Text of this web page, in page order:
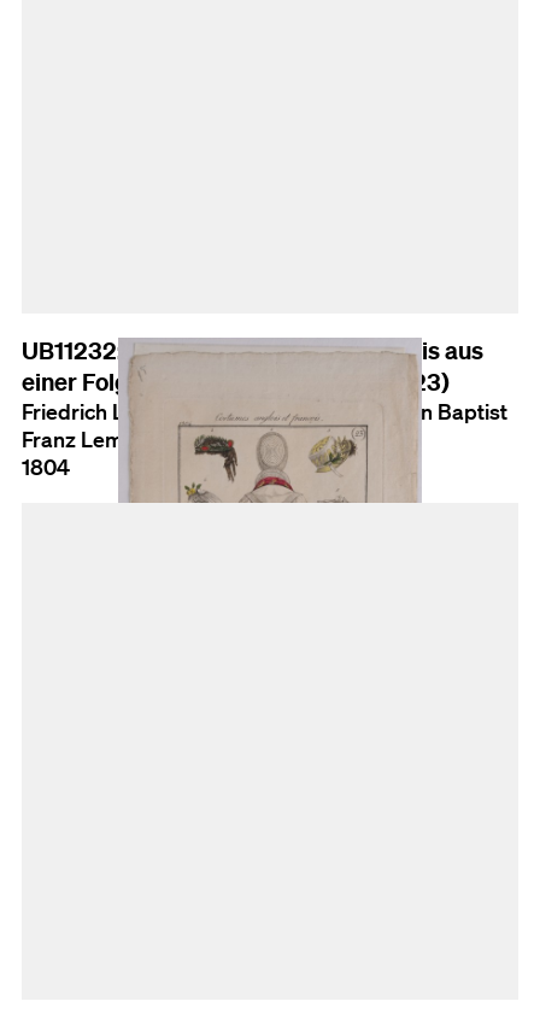
UB11232: Costumes anglois et françois aus
einer Folge von Modeentwürfen (Nr. 23)
Friedrich Ludwig Neubauer (Ausf.); Johann Baptist
Franz Lemaire (Verl./Herst.)
1804